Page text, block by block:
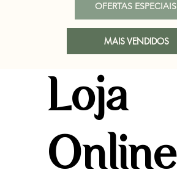
Loja
Online
MAIS VENDIDOS
OFERTAS ESPECIAIS